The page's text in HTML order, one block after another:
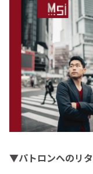
▼パトロンへのリ